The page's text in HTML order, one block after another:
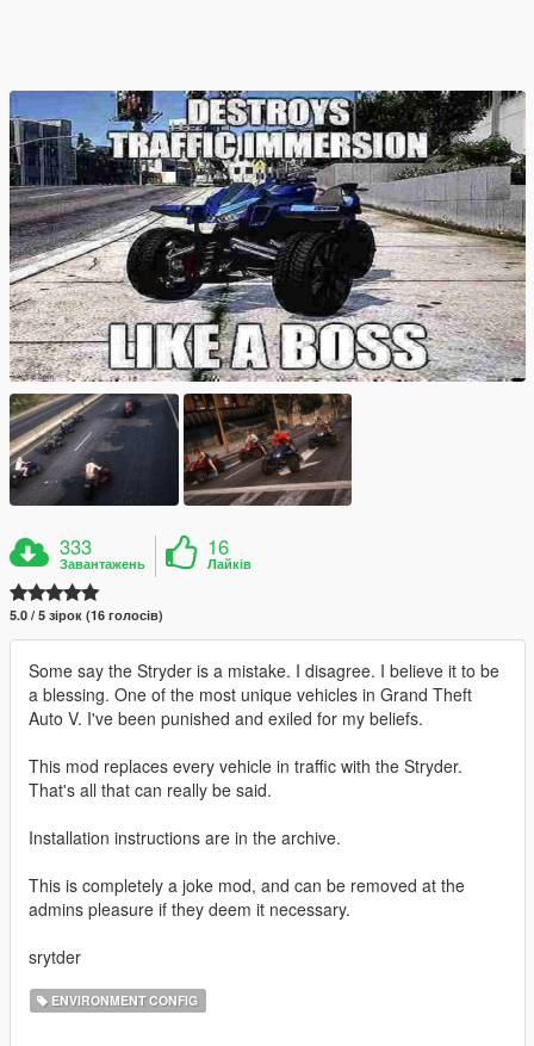
333
Завантажень
16
Лайків
5.0 / 5 зірок (16 голосів)
Some say the Stryder is a mistake. I disagree. I believe it to be
a blessing. One of the most unique vehicles in Grand Theft
Auto V. I've been punished and exiled for my beliefs.
This mod replaces every vehicle in traffic with the Stryder.
That's all that can really be said.
Installation instructions are in the archive.
This is completely a joke mod, and can be removed at the
admins pleasure if they deem it necessary.
srytder
ENVIRONMENT CONFIG